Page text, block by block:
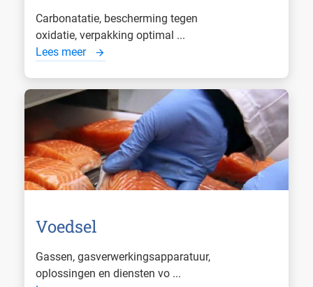
Carbonatatie, bescherming tegen
oxidatie, verpakking optimal ...
Lees meer
Voedsel
Gassen, gasverwerkingsapparatuur,
oplossingen en diensten vo ...